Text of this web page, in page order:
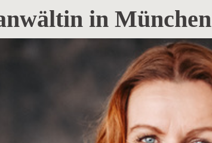
in München